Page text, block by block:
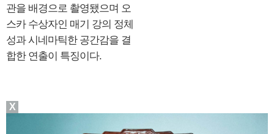
관을 배경으로 촬영됐으며 오
스카 수상자인 매기 강의 정체
성과 시네마틱한 공간감을 결
합한 연출이 특징이다.
X